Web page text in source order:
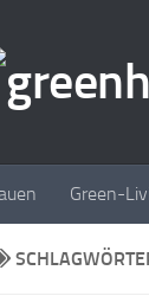
Green-